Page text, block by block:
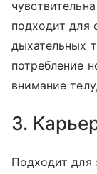
подходит для
дыхательных
потребление
внимание
3.
Подходит для